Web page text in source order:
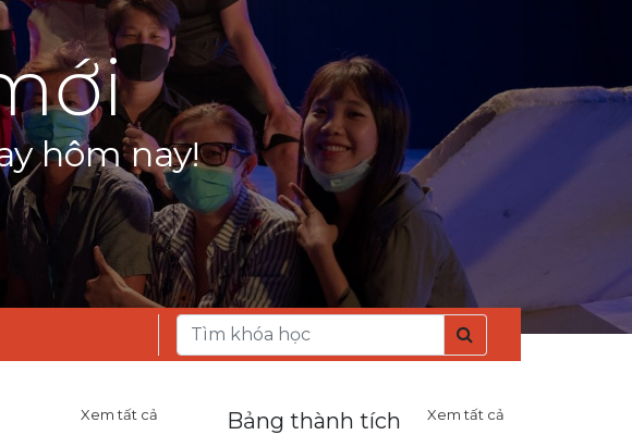
hôm nay!
Xem tất cả
Bảng thành tích
Xem tất cả